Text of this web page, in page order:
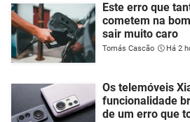
Este erro que
cometem na
sair muito caro
Tomás Cascão Há 2
Os telemóveis
funcionalidade
de um erro que